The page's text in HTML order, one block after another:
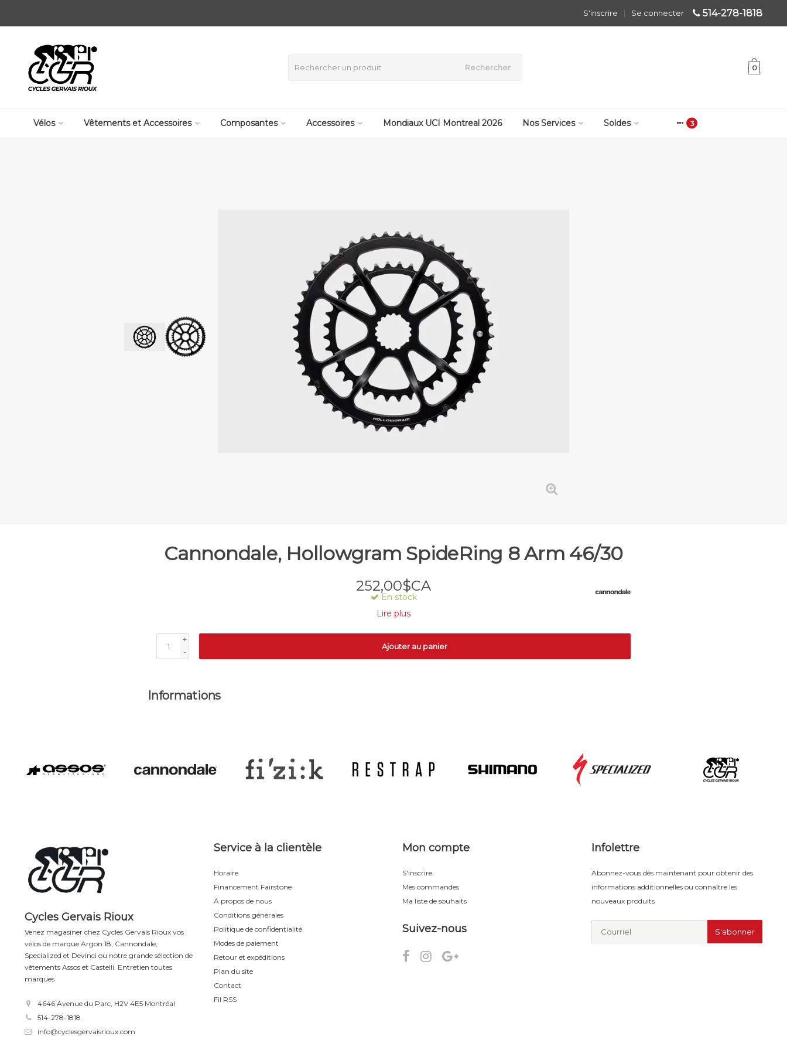
514-278-1818
Se connecter
|
S'inscrire
Rechercher 0
Vélos Vêtements et Accessoires Composantes Accessoires Mondiaux UCI Montreal 2026 Nos Services Soldes
Cannondale, Hollowgram SpideRing 8 Arm 46/30
252,00$CA
En stock
Lire plus
+
-
Ajouter au panier
Informations
Cycles Gervais Rioux
Venez magasiner chez Cycles Gervais Rioux vos
vélos de marque Argon 18, Cannondale,
Specialized et Devinci ou notre grande sélection de
vêtements Assos et Castelli. Entretien toutes
marques
4646 Avenue du Parc, H2V 4E5 Montréal
514-278-1818
info@cyclesgervaisrioux.com
Service à la clientèle
Horaire
Financement Fairstone
À propos de nous
Conditions générales
Politique de confidentialité
Modes de paiement
Retour et expéditions
Plan du site
Contact
Fil RSS
Mon compte
S'inscrire
Mes commandes
Ma liste de souhaits
Suivez-nous
Infolettre
Abonnez-vous dès maintenant pour obtenir des
informations additionnelles ou connaître les
nouveaux produits
S'abonner